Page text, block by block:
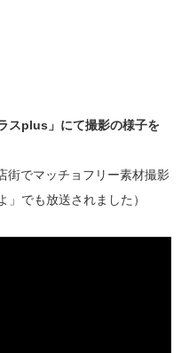
スplus」にて撮影の様子を
街でマッチョフリー素材撮影
でも放送されました）